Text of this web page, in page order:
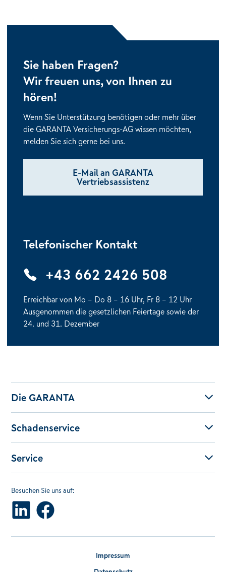
Sie haben Fragen?
Wir freuen uns, von Ihnen zu
hören!
Wenn Sie Unterstützung benötigen oder mehr über
die GARANTA Versicherungs-AG wissen möchten,
melden Sie sich gerne bei uns.
E-Mail an GARANTA
Vertriebsassistenz
Telefonischer Kontakt
+43 662 2426 508
Erreichbar von Mo – Do 8 – 16 Uhr, Fr 8 – 12 Uhr
Ausgenommen die gesetzlichen Feiertage sowie der
24. und 31. Dezember
Die GARANTA
Schadenservice
Service
Besuchen Sie uns auf:
Impressum